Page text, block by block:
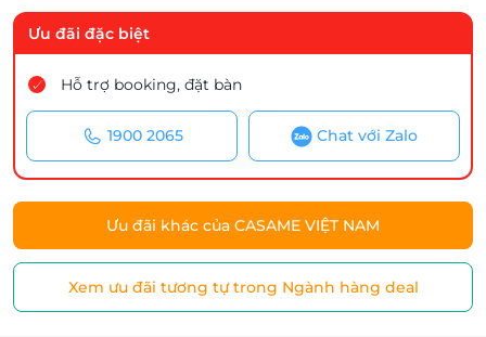
Ưu đãi đặc biệt
Hỗ trợ booking, đặt bàn
1900 2065 Chat với Zalo
Ưu đãi khác của CASAME VIỆT NAM
Xem ưu đãi tương tự trong Ngành hàng deal